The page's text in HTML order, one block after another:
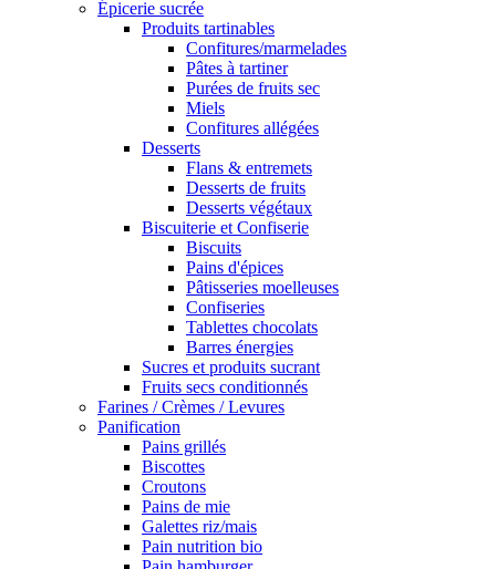
Épicerie sucrée
Produits tartinables
Confitures/marmelades
Pâtes à tartiner
Purées de fruits sec
Miels
Confitures allégées
Desserts
Flans & entremets
Desserts de fruits
Desserts végétaux
Biscuiterie et Confiserie
Biscuits
Pains d'épices
Pâtisseries moelleuses
Confiseries
Tablettes chocolats
Barres énergies
Sucres et produits sucrant
Fruits secs conditionnés
Farines / Crèmes / Levures
Panification
Pains grillés
Biscottes
Croutons
Pains de mie
Galettes riz/mais
Pain nutrition bio